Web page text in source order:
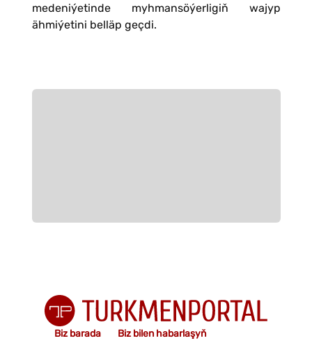
medeniýetinde myhmansöýerligiň wajyp
ähmiýetini belläp geçdi.
Biz barada
Biz bilen habarlaşyň